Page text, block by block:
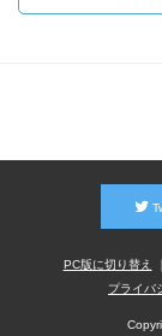
PC版に切り替え
プライバ